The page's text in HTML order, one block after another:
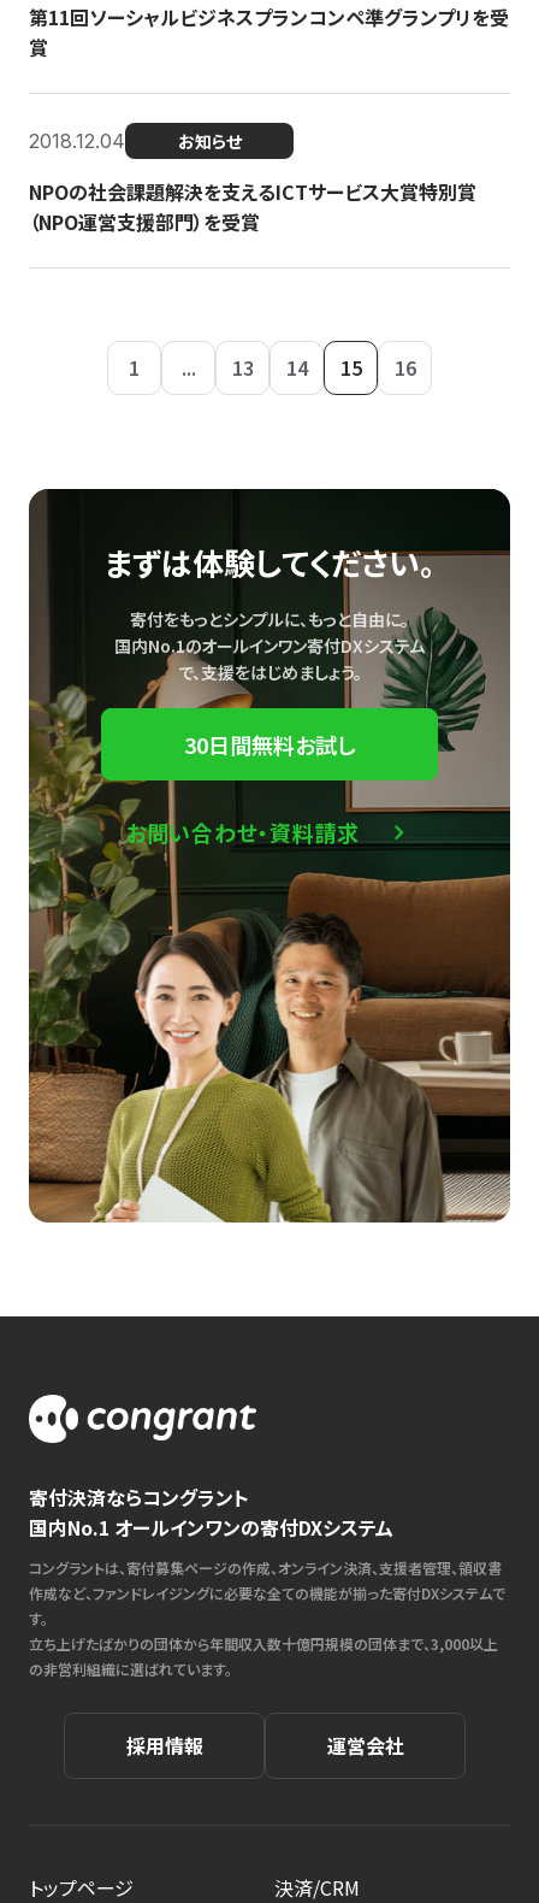
第11回ソーシャルビジネスプランコンペ準グランプリを受
賞
2018.12.04 お知らせ
NPOの社会課題解決を支えるICTサービス大賞特別賞
（NPO運営支援部門）を受賞
1 ... 13 14 15 16
まずは体験してください。
寄付をもっとシンプルに、もっと自由に。
国内No.1のオールインワン寄付DXシステム
で、支援をはじめましょう。
30日間無料お試し
お問い合わせ・資料請求
寄付決済ならコングラント
国内No.1 オールインワンの寄付DXシステム
コングラントは、寄付募集ページの作成、オンライン決済、支援者管理、領収書
作成など、ファンドレイジングに必要な全ての機能が揃った寄付DXシステムで
す。
立ち上げたばかりの団体から年間収入数十億円規模の団体まで、3,000以上
の非営利組織に選ばれています。
採用情報 運営会社
トップページ
決済/CRM